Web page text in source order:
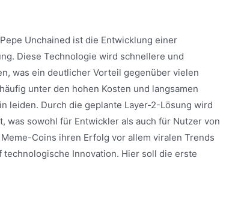
Unchained ist die Entwicklung einer
Diese Technologie wird schnellere und
was ein deutlicher Vorteil gegenüber vielen
unter den hohen Kosten und langsamen
leiden. Durch die geplante Layer-2-Lösung wird
was sowohl für Entwickler als auch für Nutzer von
Coins ihren Erfolg vor allem viralen Trends
Innovation. Hier soll die erste